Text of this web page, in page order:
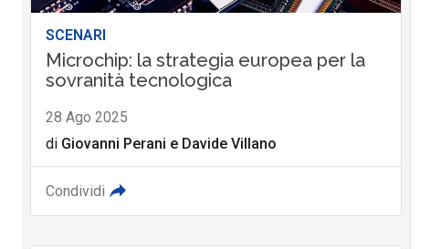
SCENARI
Microchip: la strategia europea per la
sovranità tecnologica
28 Ago 2025
di Giovanni Perani e Davide Villano
Condividi